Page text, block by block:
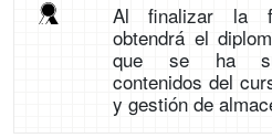
Al finalizar la
obtendrá el
que se ha
contenidos del
y gestión de